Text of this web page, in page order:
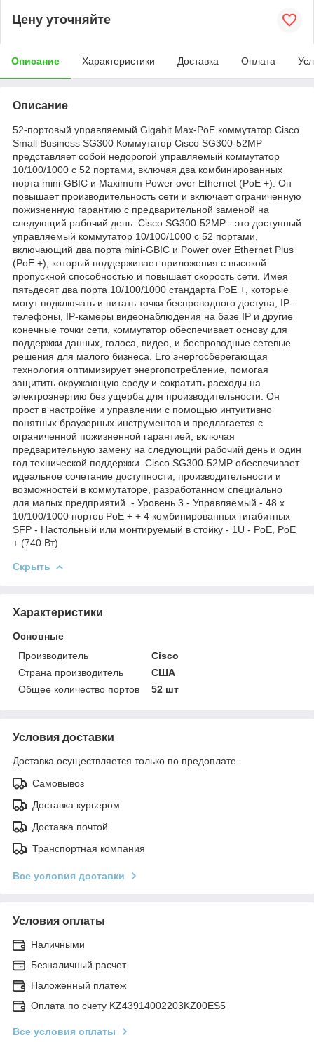
Цену уточняйте
Описание Характеристики Доставка Оплата
Описание
52-портовый управляемый Gigabit Max-PoE коммутатор Cisco
Small Business SG300 Коммутатор Cisco SG300-52MP
представляет собой недорогой управляемый коммутатор
10/100/1000 с 52 портами, включая два комбинированных
порта mini-GBIC и Maximum Power over Ethernet (PoE +). Он
повышает производительность сети и включает ограниченную
пожизненную гарантию с предварительной заменой на
следующий рабочий день. Cisco SG300-52MP - это доступный
управляемый коммутатор 10/100/1000 с 52 портами,
включающий два порта mini-GBIC и Power over Ethernet Plus
(PoE +), который поддерживает приложения с высокой
пропускной способностью и повышает скорость сети. Имея
пятьдесят два порта 10/100/1000 стандарта PoE +, которые
могут подключать и питать точки беспроводного доступа, IP-
телефоны, IP-камеры видеонаблюдения на базе IP и другие
конечные точки сети, коммутатор обеспечивает основу для
поддержки данных, голоса, видео, и беспроводные сетевые
решения для малого бизнеса. Его энергосберегающая
технология оптимизирует энергопотребление, помогая
защитить окружающую среду и сократить расходы на
электроэнергию без ущерба для производительности. Он
прост в настройке и управлении с помощью интуитивно
понятных браузерных инструментов и предлагается с
ограниченной пожизненной гарантией, включая
предварительную замену на следующий рабочий день и один
год технической поддержки. Cisco SG300-52MP обеспечивает
идеальное сочетание доступности, производительности и
возможностей в коммутаторе, разработанном специально
для малых предприятий. - Уровень 3 - Управляемый - 48 х
10/100/1000 портов PoE + + 4 комбинированных гигабитных
SFP - Настольный или монтируемый в стойку - 1U - PoE, PoE
+ (740 Вт)
Скрыть
Характеристики
Основные
Производитель
Cisco
Страна производитель
США
Общее количество портов
52 шт
Условия доставки
Доставка осуществляется только по предоплате.
Самовывоз
Доставка курьером
Доставка почтой
Транспортная компания
Все условия доставки
Условия оплаты
Наличными
Безналичный расчет
Наложенный платеж
Оплата по счету KZ43914002203KZ00ES5
Все условия оплаты